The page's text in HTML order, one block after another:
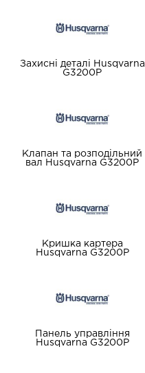
Захисні деталі Husqvarna
G3200P
Клапан та розподільний
вал Husqvarna G3200P
Кришка картера
Husqvarna G3200P
Панель управління
Husqvarna G3200P